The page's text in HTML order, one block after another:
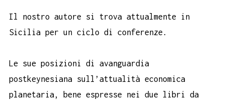
Il nostro autore si trova attualmente in
Sicilia per un ciclo di conferenze.
Le sue posizioni di avanguardia
postkeynesiana sull’attualità economica
planetaria, bene espresse nei due libri da